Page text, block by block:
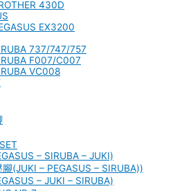
430D
EX3200
737/747/757
F007/C007
VC008
– SIRUBA – JUKI)
(JUKI – PEGASUS – SIRUBA))
– JUKI – SIRUBA)